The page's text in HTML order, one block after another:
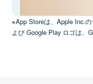
※App Storeは、Apple Inc.
よび Google Play ロゴは、